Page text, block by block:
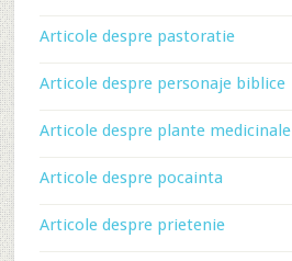
Articole despre pastoratie
Articole despre personaje biblice
Articole despre plante medicinale
Articole despre pocainta
Articole despre prietenie